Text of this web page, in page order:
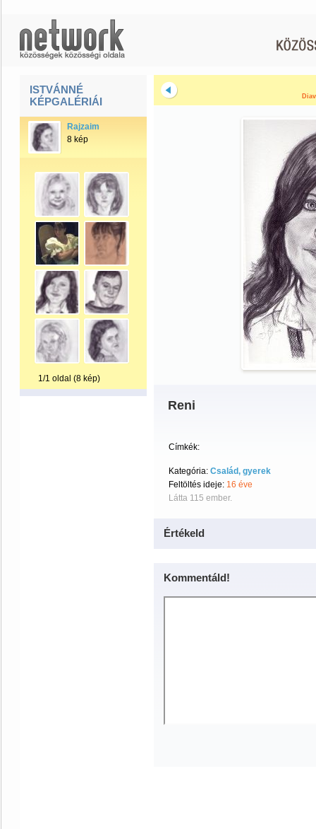
ISTVÁNNÉ
KÉPGALÉRIÁI
Rajzaim
8 kép
1/1 oldal (8 kép)
Reni
Címkék:
Kategória: Család, gyerek
Feltöltés ideje: 16 éve
Látta 115 ember.
Értékeld
Kommentáld!